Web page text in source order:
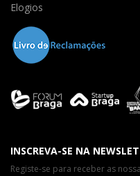
Elogios
INSCREVA-SE NA
Registe-se para receber as